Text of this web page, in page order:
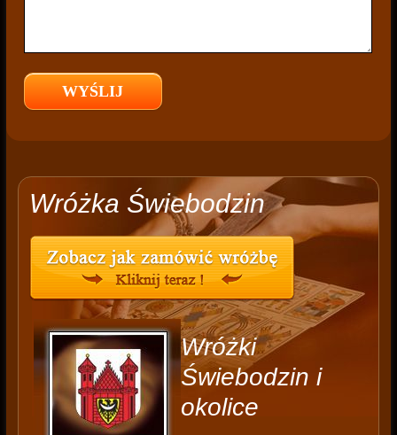
Wróżka Świebodzin
Wróżki
Świebodzin i
okolice